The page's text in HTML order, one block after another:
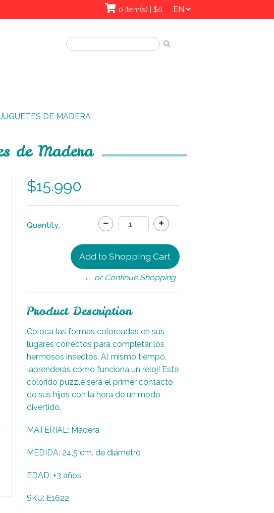
0 Item(s) | $0
DE MADERA
de Madera
$15.990
Quantity:
← or Continue Shopping
Product Description
Coloca las formas coloreadas en sus
lugares correctos para completar los
hermosos insectos. Al mismo tiempo,
¡aprenderás cómo funciona un reloj! Este
colorido puzzle será el primer contacto
de sus hijos con la hora de un modo
divertido.
MATERIAL: Madera
MEDIDA: 24,5 cm. de diámetro
EDAD: +3 años.
SKU: E1622